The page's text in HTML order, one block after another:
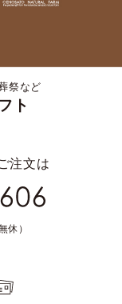
祭など
ト
注文は
休）